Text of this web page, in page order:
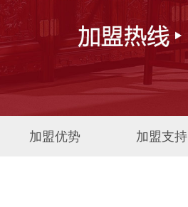
加盟优势 加盟支持